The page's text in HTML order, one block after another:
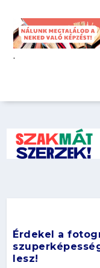
.
Érdekel a
lesz!